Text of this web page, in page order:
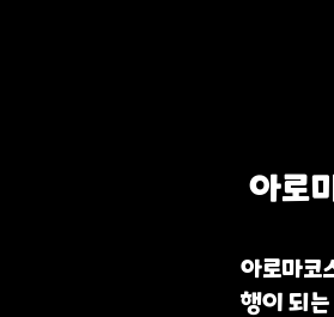
아로
아로마코
행이 되